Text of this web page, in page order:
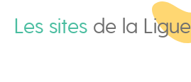
Les sites de la Ligue